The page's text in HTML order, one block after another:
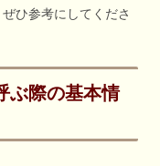
ひ参考にしてくださ
ぶ際の基本情